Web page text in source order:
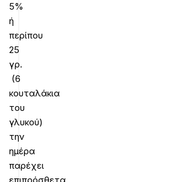
5%
ή
περίπου
25
γρ.
(6
κουταλάκια
του
γλυκού)
την
ημέρα
παρέχει